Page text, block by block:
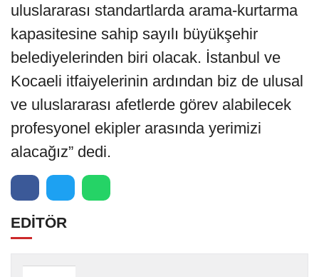
uluslararası standartlarda arama-kurtarma
kapasitesine sahip sayılı büyükşehir
belediyelerinden biri olacak. İstanbul ve
Kocaeli itfaiyelerinin ardından biz de ulusal
ve uluslararası afetlerde görev alabilecek
profesyonel ekipler arasında yerimizi
alacağız” dedi.
EDİTÖR